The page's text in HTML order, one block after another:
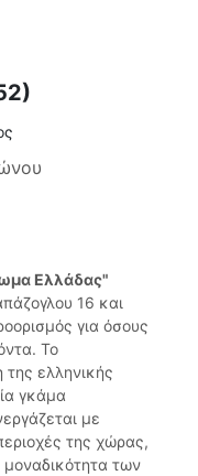
Ελλάδας"
16 και
για όσους
Το
της ελληνικής
γκάμα
με
της χώρας,
μοναδικότητα των